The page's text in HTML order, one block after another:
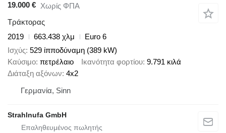
19.000 € Χωρίς ΦΠΑ
Τράκτορας
2019
663.438 χλμ
Euro 6
Ισχύς 529 ίπποδύναμη (389 kW)
Καύσιμο πετρέλαιο Ικανότητα φορτίου 9.791 κιλά
Διάταξη αξόνων 4x2
Γερμανία, Sinn
Strahlnufa GmbH